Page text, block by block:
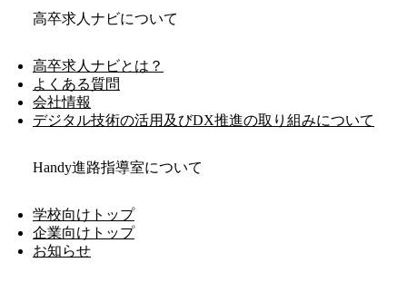
高卒求人ナビについて
高卒求人ナビとは？
よくある質問
会社情報
デジタル技術の活用及びDX推進の取り組みについて
Handy進路指導室について
学校向けトップ
企業向けトップ
お知らせ